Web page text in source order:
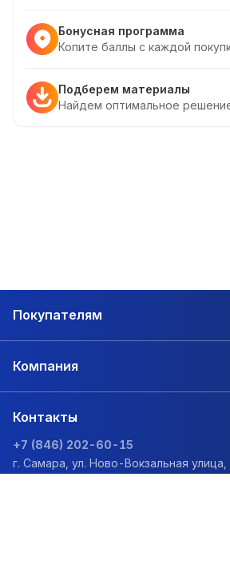
Бонусная программа
Копите баллы с каждой
Подберем материалы
Найдем оптимальное
Покупателям
Компания
Контакты
+7 (846) 202-60-15
г. Самара, ул. Ново-Вокзальная